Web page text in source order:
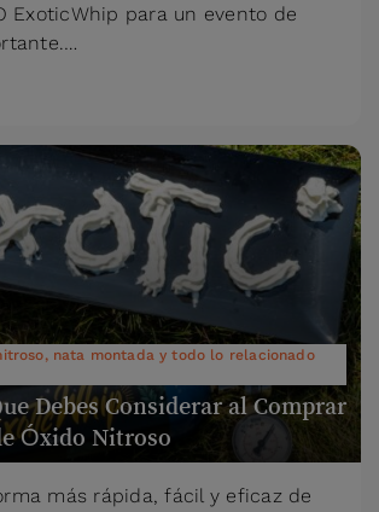
ExoticWhip para un evento de
nata montada y todo lo relacionado
Debes Considerar al Comprar
Óxido Nitroso
más rápida, fácil y eficaz de